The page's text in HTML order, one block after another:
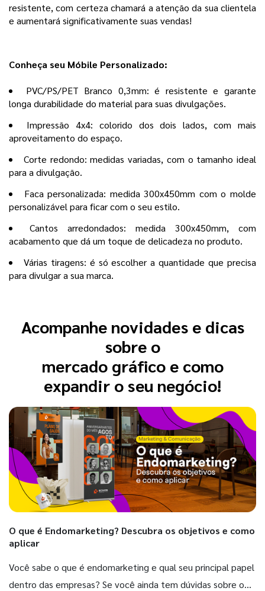
resistente, com certeza chamará a atenção da sua clientela
e aumentará significativamente suas vendas!
Conheça seu Móbile Personalizado:
PVC/PS/PET Branco 0,3mm: é resistente e garante
longa durabilidade do material para suas divulgações.
Impressão 4x4: colorido dos dois lados, com mais
aproveitamento do espaço.
Corte redondo: medidas variadas, com o tamanho ideal
para a divulgação.
Faca personalizada: medida 300x450mm com o molde
personalizável para ficar com o seu estilo.
Cantos arredondados: medida 300x450mm, com
acabamento que dá um toque de delicadeza no produto.
Várias tiragens: é só escolher a quantidade que precisa
para divulgar a sua marca.
Acompanhe novidades e dicas
sobre o
mercado gráfico e como
expandir o seu negócio!
O que é Endomarketing? Descubra os objetivos e como
aplicar
Você sabe o que é endomarketing e qual seu principal papel
dentro das empresas? Se você ainda tem dúvidas sobre o